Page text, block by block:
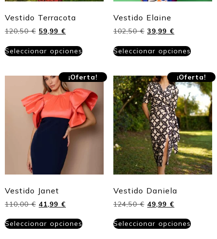
Vestido Terracota
120,50€ 59,99 €
Seleccionar opciones
Vestido Elaine
102,50€ 39,99 €
Seleccionar opciones
¡Oferta!
Vestido Janet
110,00€ 41,99 €
Seleccionar opciones
¡Oferta!
Vestido Daniela
124,50€ 49,99 €
Seleccionar opciones